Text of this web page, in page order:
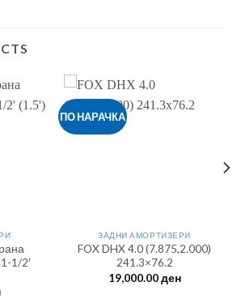
1/2′
ПО НАРАЧКА
ЗАДНИ АМОРТИЗЕРИ
FOX DHX 4.0 (7.875,2.000)
241.3×76.2
19,000.00ден